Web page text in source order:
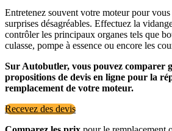
Entretenez souvent votre moteur pour
surprises désagréables. Effectuez la
contrôler les principaux organes tels que
culasse, pompe à essence ou encore les
Sur Autobutler, vous pouvez comparer
propositions de devis en ligne pour la
remplacement de votre moteur.
Recevez des devis